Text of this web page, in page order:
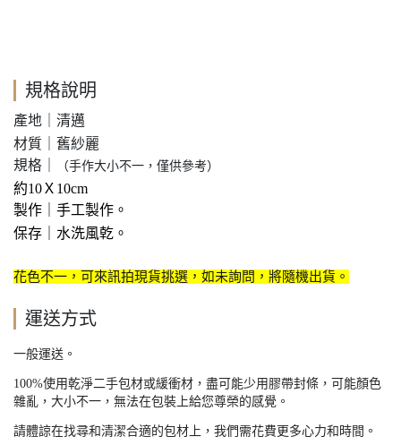
規格說明
產地｜清邁
材質 ｜舊紗麗
規格｜
（手作大小不一，僅供參考）
約10Ｘ10cm
製作 ｜手工製作 。
保存｜水洗風乾 。
花色不一，可來訊拍現貨挑選，如未詢問，將隨機出貨。
運送方式
一般運送。
100%使用乾淨二手包材或緩衝材，盡可能少用膠帶封條，可能顏色
雜亂，大小不一，無法在包裝上給您尊榮的感覺。
請體諒在找尋和清潔合適的包材上，我們需花費更多心力和時間。